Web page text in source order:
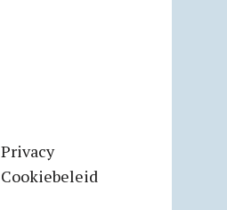
Privacy
Cookiebeleid